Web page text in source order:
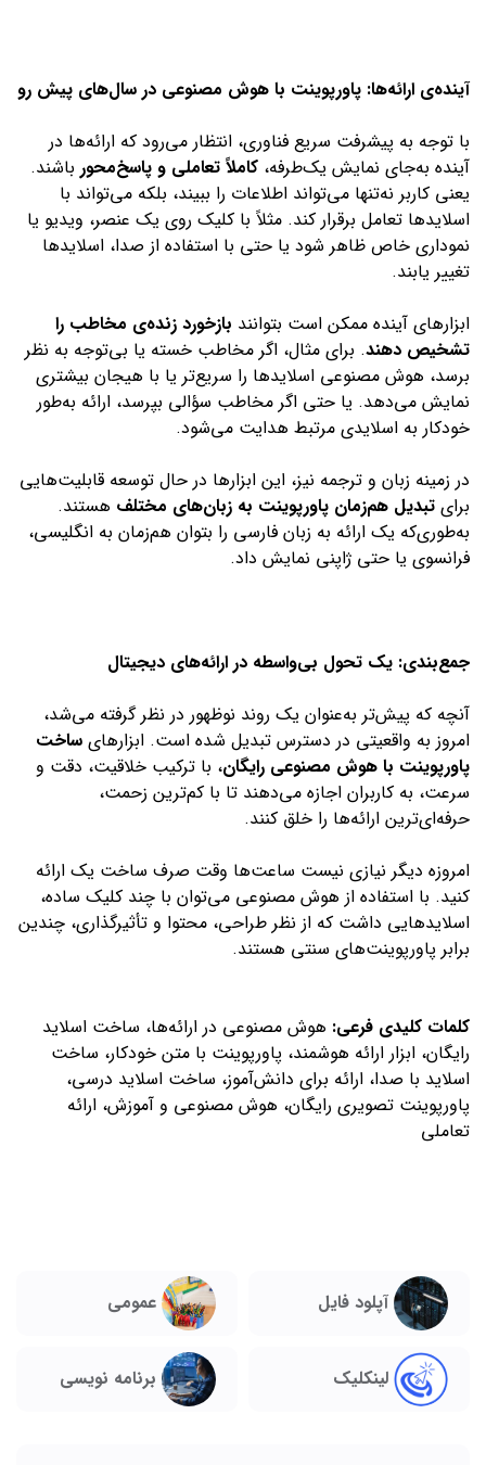
آینده‌ی ارائه‌ها: پاورپوینت با هوش مصنوعی در سال‌های پیش رو
با توجه به پیشرفت سریع فناوری، انتظار می‌رود که ارائه‌ها در
آینده به‌جای نمایش یک‌طرفه، کاملاً تعاملی و پاسخ‌محور باشند.
یعنی کاربر نه‌تنها می‌تواند اطلاعات را ببیند، بلکه می‌تواند با
اسلایدها تعامل برقرار کند. مثلاً با کلیک روی یک عنصر، ویدیو یا
نموداری خاص ظاهر شود یا حتی با استفاده از صدا، اسلایدها
تغییر یابند.
ابزارهای آینده ممکن است بتوانند بازخورد زنده‌ی مخاطب را
تشخیص دهند. برای مثال، اگر مخاطب خسته یا بی‌توجه به نظر
برسد، هوش مصنوعی اسلایدها را سریع‌تر یا با هیجان بیشتری
نمایش می‌دهد. یا حتی اگر مخاطب سؤالی بپرسد، ارائه به‌طور
خودکار به اسلایدی مرتبط هدایت می‌شود.
در زمینه زبان و ترجمه نیز، این ابزارها در حال توسعه قابلیت‌هایی
برای تبدیل هم‌زمان پاورپوینت به زبان‌های مختلف هستند.
به‌طوری‌که یک ارائه به زبان فارسی را بتوان هم‌زمان به انگلیسی،
فرانسوی یا حتی ژاپنی نمایش داد.
جمع‌بندی: یک تحول بی‌واسطه در ارائه‌های دیجیتال
آنچه که پیش‌تر به‌عنوان یک روند نوظهور در نظر گرفته می‌شد،
امروز به واقعیتی در دسترس تبدیل شده است. ابزارهای ساخت
پاورپوینت با هوش مصنوعی رایگان، با ترکیب خلاقیت، دقت و
سرعت، به کاربران اجازه می‌دهند تا با کم‌ترین زحمت،
حرفه‌ای‌ترین ارائه‌ها را خلق کنند.
امروزه دیگر نیازی نیست ساعت‌ها وقت صرف ساخت یک ارائه
کنید. با استفاده از هوش مصنوعی می‌توان با چند کلیک ساده،
اسلایدهایی داشت که از نظر طراحی، محتوا و تأثیرگذاری، چندین
برابر پاورپوینت‌های سنتی هستند.
کلمات کلیدی فرعی: هوش مصنوعی در ارائه‌ها، ساخت اسلاید
رایگان، ابزار ارائه هوشمند، پاورپوینت با متن خودکار، ساخت
اسلاید با صدا، ارائه برای دانش‌آموز، ساخت اسلاید درسی،
پاورپوینت تصویری رایگان، هوش مصنوعی و آموزش، ارائه
تعاملی
آپلود فایل عمومی
لینکلیک برنامه نویسی